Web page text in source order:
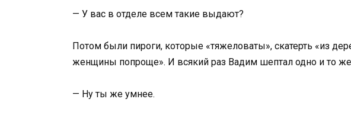
— У вас в отделе всем такие выдают?
Потом были пироги, которые «тяжеловаты», скатерть «из
женщины попроще». И всякий раз Вадим шептал одно и то
— Ну ты же умнее.